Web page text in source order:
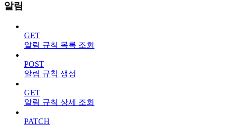
알림
GET
알림 규칙 목록 조회
POST
알림 규칙 생성
GET
알림 규칙 상세 조회
PATCH